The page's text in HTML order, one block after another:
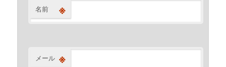
名前 ※
メール ※